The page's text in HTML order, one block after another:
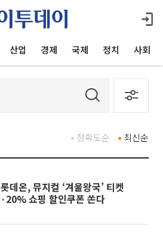
산업 경제 국제 정치 사회
최신순
정확도순
롯데온, 뮤지컬 ‘겨울왕국’ 티켓
·20% 쇼핑 할인쿠폰 쏜다